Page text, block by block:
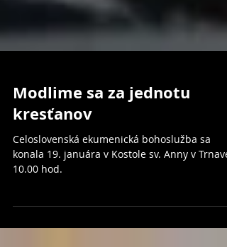
Modlime sa za jednotu
Celoslovenská ekumenická bohoslužba sa
konala 19. januára v Kostole sv. Anny v Trnave